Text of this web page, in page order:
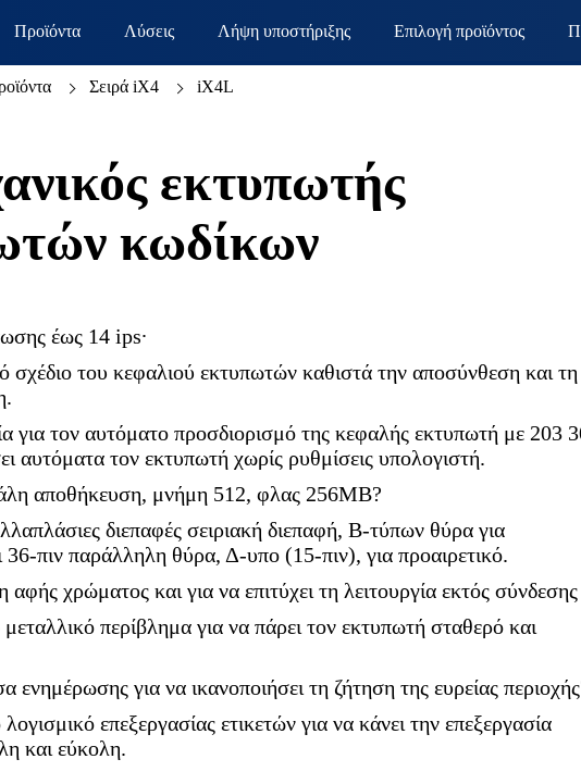
Προϊόντα Λύσεις Λήψη υποστήριξης Επιλογή προϊόντος
Σειρά iX4 iX4L
εκτυπωτής
κωδίκων
έως 14 ips·
του κεφαλιού εκτυπωτών καθιστά την αποσύνθεση και τη
για τον αυτόματο προσδιορισμό της κεφαλής εκτυπωτή με 203
αυτόματα τον εκτυπωτή χωρίς ρυθμίσεις υπολογιστή.
αποθήκευση, μνήμη 512, φλας 256ΜΒ?
διεπαφές σειριακή διεπαφή, Β-τύπων θύρα για
36-πιν παράλληλη θύρα, Δ-υπο (15-πιν), για προαιρετικό.
αφής χρώματος και για να επιτύχει τη λειτουργία εκτός σύνδεσης
περίβλημα για να πάρει τον εκτυπωτή σταθερό και
για να ικανοποιήσει τη ζήτηση της ευρείας
επεξεργασίας ετικετών για να κάνει την επεξεργασία
και εύκολη.